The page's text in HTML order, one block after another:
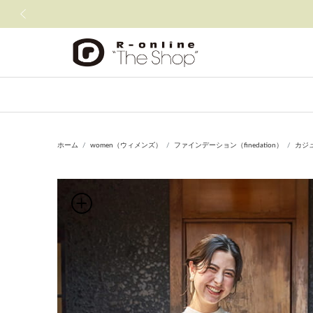
ホーム women（ウィメンズ） ファインデーション（finedation） カジ